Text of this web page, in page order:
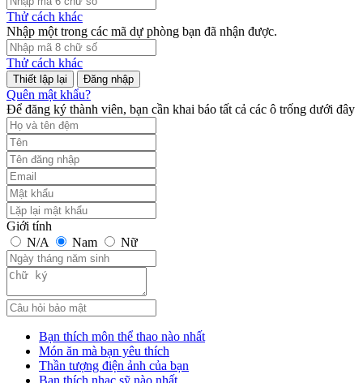
Thử cách khác
Nhập một trong các mã dự phòng bạn đã nhận được.
Thử cách khác
Đăng nhập
Quên mật khẩu?
Để đăng ký thành viên, bạn cần khai báo tất cả các ô trống dưới đây
Giới tính
N/A
Nam Nữ
Bạn thích môn thể thao nào nhất
Món ăn mà bạn yêu thích
Thần tượng điện ảnh của bạn